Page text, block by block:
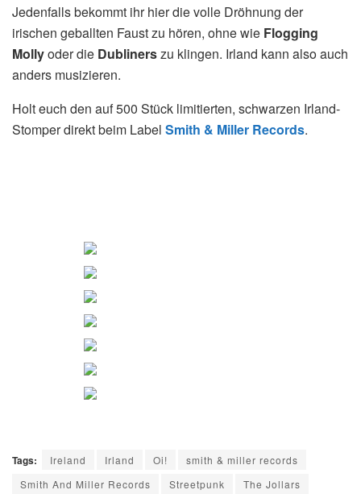
Jedenfalls bekommt ihr hier die volle Dröhnung der
irischen geballten Faust zu hören, ohne wie Flogging
Mollyoder die Dublinerszu klingen. Irland kann also auch
anders musizieren.
Holt euch den auf 500 Stück limitierten, schwarzen Irland-
Stomper direkt beim Label Smith & Miller Records.
Tags: Ireland Irland Oi!
smith & miller records
Smith And Miller Records
Streetpunk The Jollars